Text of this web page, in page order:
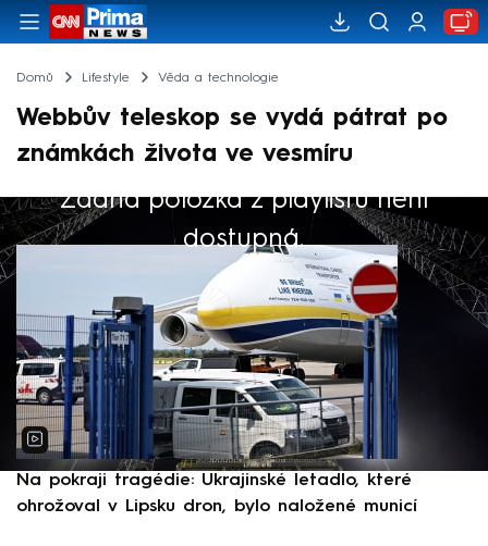
Domů Lifestyle Věda a technologie
Webbův teleskop se vydá pátrat po
známkách života ve vesmíru
Žádná položka z playlistu není
dostupná.
Výběr redakce
Na pokraji tragédie: Ukrajinské letadlo, které
ohrožoval v Lipsku dron, bylo naložené municí